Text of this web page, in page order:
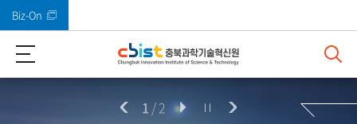
Biz-On
1 /2